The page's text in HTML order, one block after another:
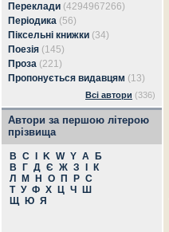
Переклади (4294967266)
Періодика (56)
Піксельні книжки (34)
Поезія (145)
Проза (221)
Пропонується видавцям (13)
Всі автори (336)
Автори за першою літерою
прізвища
B C K W Y А
Б
В
Г Д Є Ж З
К
Л
М Н О П Р С
Т У Ф Х Ц Ч
Ш
Щ
Ю Я